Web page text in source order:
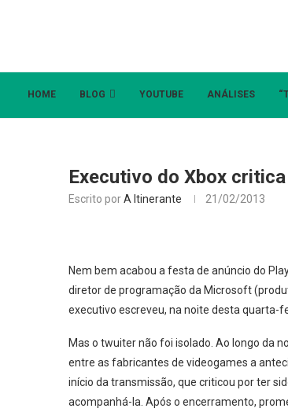
HOME BLOG YOUTUBE ANÁLISES
Executivo do Xbox
Escrito porA Itinerante 21/02/2013
Nem bem acabou a festa de anúncio do
diretor de programação da Microsoft
executivo escreveu, na noite desta quarta-
Mas o twuiter não foi isolado. Ao longo da
entre as fabricantes de videogames a
início da transmissão, que criticou por ter
acompanhá-la. Após o encerramento,